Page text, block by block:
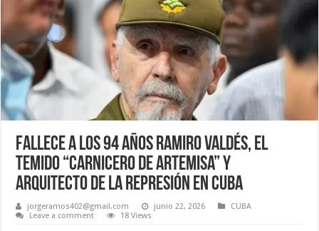
Fallece a los 94 años Ramiro Valdés, el
temido “Carnicero de Artemisa” y
arquitecto de la represión en Cuba
jorgeramos402@gmail.com junio 22, 2026
CUBA
Leave a comment
18 Views